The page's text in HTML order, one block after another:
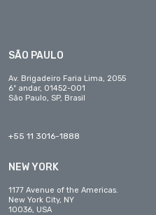
SÃO PAULO
Av. Brigadeiro Faria Lima, 2055
6º andar, 01452-001
São Paulo, SP, Brasil
+55 11 3016-1888
NEW YORK
1177 Avenue of the Americas.
New York City, NY
10036, USA